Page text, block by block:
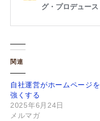
関連
自社運営がホームページを
強くする
2025年6月24日
メルマガ